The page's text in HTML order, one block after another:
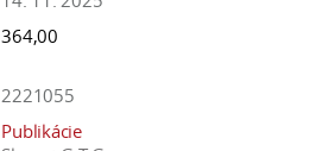
364,00
2221055
Publikácie